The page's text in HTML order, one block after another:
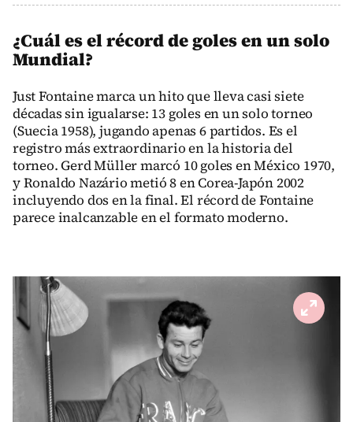
¿Cuál es el récord de goles en un solo
Mundial?
Just Fontaine marca un hito que lleva casi siete
décadas sin igualarse: 13 goles en un solo torneo
(Suecia 1958), jugando apenas 6 partidos. Es el
registro más extraordinario en la historia del
torneo. Gerd Müller marcó 10 goles en México 1970,
y Ronaldo Nazário metió 8 en Corea-Japón 2002
incluyendo dos en la final. El récord de Fontaine
parece inalcanzable en el formato moderno.